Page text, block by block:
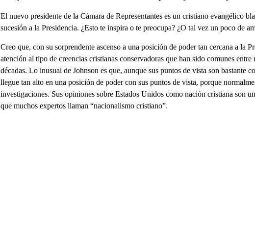
El nuevo presidente de la Cámara de Representantes es un cristiano evangélico
sucesión a la Presidencia. ¿Esto te inspira o te preocupa? ¿O tal vez un poco de
Creo que, con su sorprendente ascenso a una posición de poder tan cercana a la
atención al tipo de creencias cristianas conservadoras que han sido comunes
décadas. Lo inusual de Johnson es que, aunque sus puntos de vista son bastante
llegue tan alto en una posición de poder con sus puntos de vista, porque
investigaciones. Sus opiniones sobre Estados Unidos como nación cristiana son
que muchos expertos llaman “nacionalismo cristiano”.